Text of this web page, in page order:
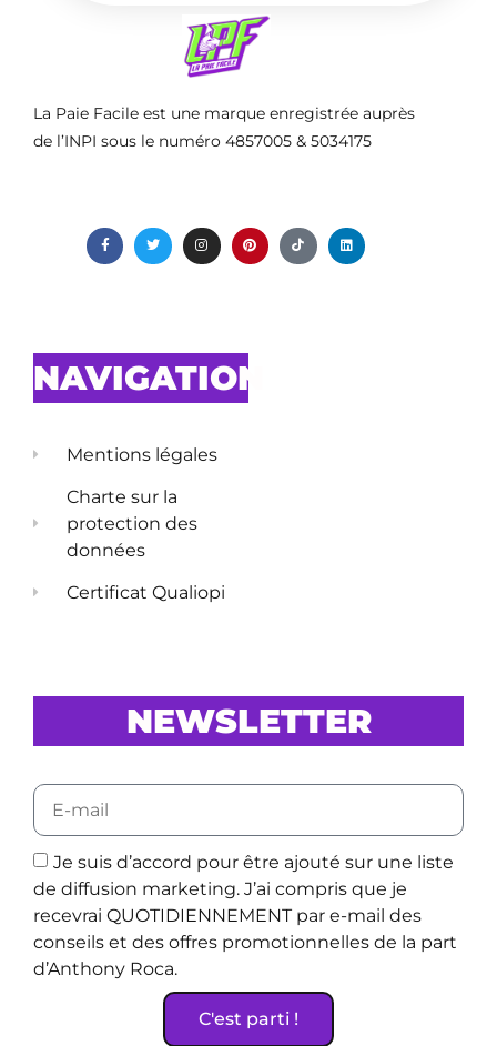
La Paie Facile est une marque enregistrée auprès
de l’INPI sous le numéro 4857005 & 5034175
NAVIGATION
Mentions légales
Charte sur la
protection des
données
Certificat Qualiopi
NEWSLETTER
Je suis d’accord pour être ajouté sur une liste
de diffusion marketing. J’ai compris que je
recevrai QUOTIDIENNEMENT par e-mail des
conseils et des offres promotionnelles de la part
d’Anthony Roca.
C'est parti !